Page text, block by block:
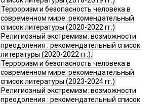
Терроризм и безопасность человека в
современном мире: рекомендательный
список литературы (2020-2022 гг.)
Религиозный экстремизм: возможности
преодоления : рекомендательный список
литературы (2020-2022 гг.).
Терроризм и безопасность человека в
современном мире: рекомендательный
список литературы (2023-2024 гг.)
Религиозный экстремизм: возможности
преодоления : рекомендательный список